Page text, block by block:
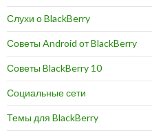
Слухи о BlackBerry
Советы Android от BlackBerry
Советы BlackBerry 10
Социальные сети
Темы для BlackBerry